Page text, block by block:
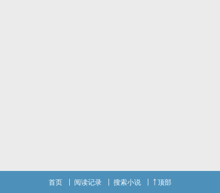
首页 阅读记录 搜索小说 顶部